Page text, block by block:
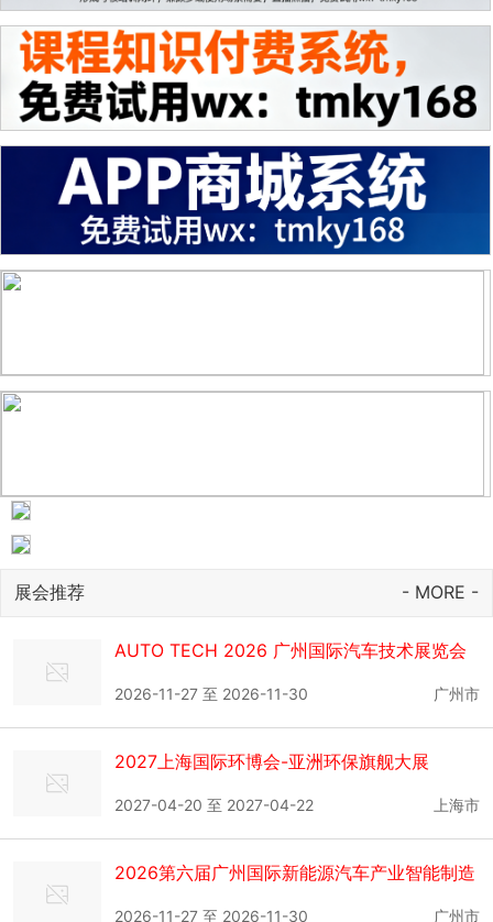
展会推荐 - MORE -
AUTO TECH 2026 广州国际汽车技术展览会
广州市
2026-11-27 至 2026-11-30
2027上海国际环博会-亚洲环保旗舰大展
上海市
2027-04-20 至 2027-04-22
2026第六届广州国际新能源汽车产业智能制造
技术展览会
广州市
2026-11-27 至 2026-11-30